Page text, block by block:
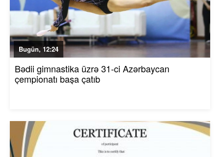
Bugün, 12:24
Bədii gimnastika üzrə 31-ci Azərbaycan
çempionatı başa çatıb